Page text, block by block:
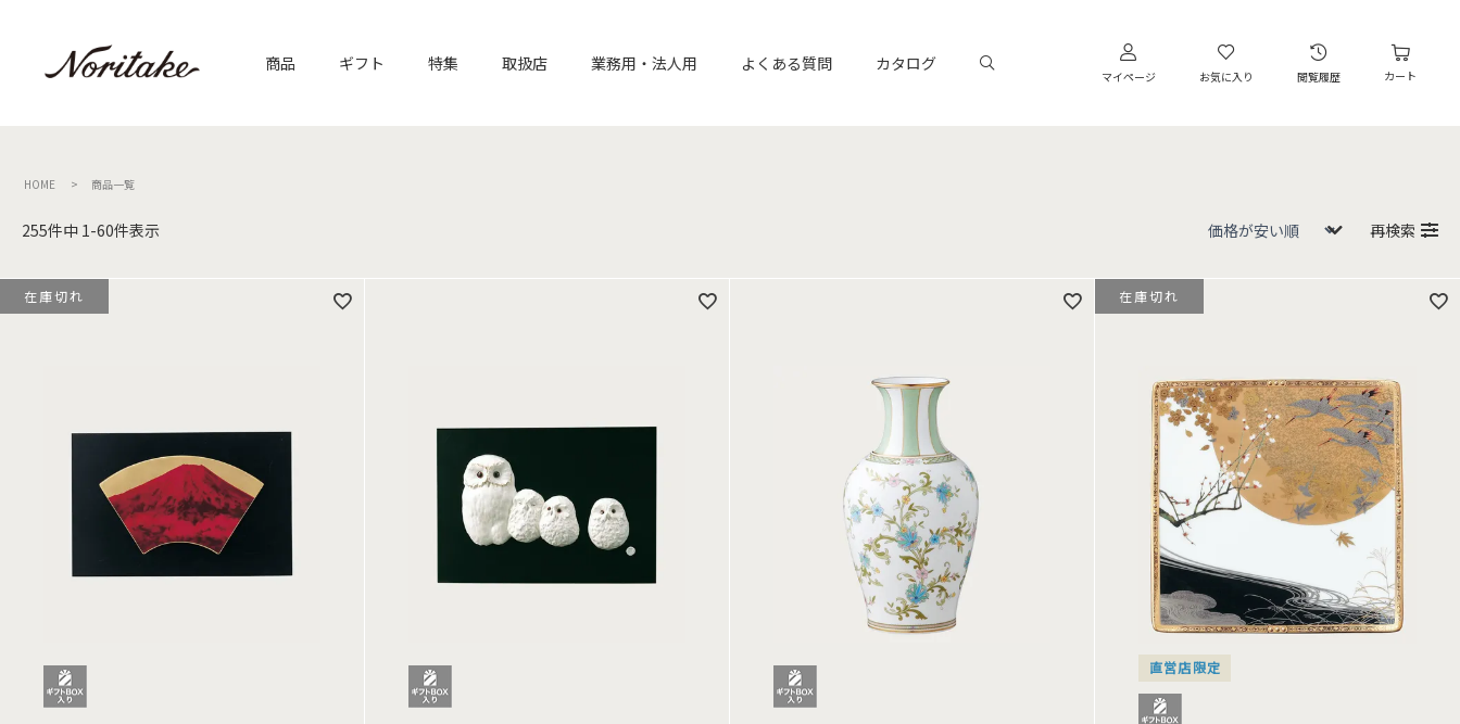
商品 ギフト 特集 取扱店 業務用・法人用 よくある質問 カタログ
マイページ お気に入り 閲覧履歴 カート
HOME 商品一覧
255件中 1-60件表示 再検索
在庫切れ
直営店限定
在庫切れ